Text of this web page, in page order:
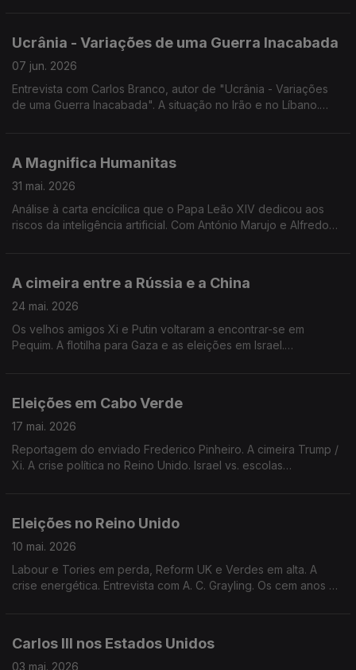
Ucrânia - Variações de uma Guerra Inacabada
07 jun. 2026
Entrevista com Carlos Branco, autor de "Ucrânia - Variações
de uma Guerra Inacabada". A situação no Irão e no Líbano.
A Magnifica Humanitas
31 mai. 2026
Análise à carta encícilica que o Papa Leão XIV dedicou aos
riscos da inteligência artificial. Com António Marujo e Alfredo
A cimeira entre a Rússia e a China
24 mai. 2026
Os velhos amigos Xi e Putin voltaram a encontrar-se em
Pequim. A flotilha para Gaza e as eleições em Israel.
Eleições em Cabo Verde
17 mai. 2026
Reportagem do enviado Frederico Pinheiro. A cimeira Trump /
Xi. A crise política no Reino Unido. Israel vs. escolas
Eleições no Reino Unido
10 mai. 2026
Labour e Tories em perda, Reform UK e Verdes em alta. A
crise energética. Entrevista com A. C. Grayling. Os cem anos de
Carlos III nos Estados Unidos
03 mai. 2026